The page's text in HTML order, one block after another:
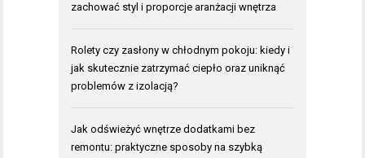
zachować styl i proporcje aranżacji wnętrza
Rolety czy zasłony w chłodnym pokoju: kiedy i
jak skutecznie zatrzymać ciepło oraz uniknąć
problemów z izolacją?
Jak odświeżyć wnętrze dodatkami bez
remontu: praktyczne sposoby na szybką